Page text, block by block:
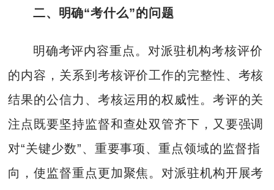
二、明确“考什么”的问题
明确考评内容重点。对派驻机构考核评价
的内容，关系到考核评价工作的完整性、考核
结果的公信力、考核运用的权威性。考评的关
注点既要坚持监督和查处双管齐下，又要强调
对“关键少数”、重要事项、重点领域的监督指
向，使监督重点更加聚焦。对派驻机构开展考